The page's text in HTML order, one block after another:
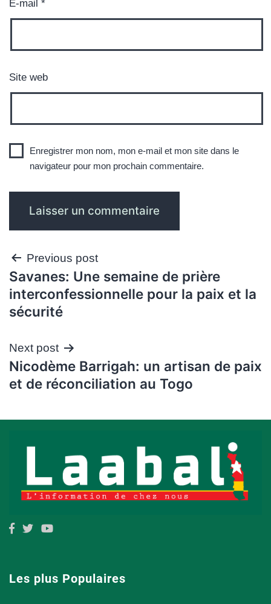
E-mail *
Site web
Enregistrer mon nom, mon e-mail et mon site dans le
navigateur pour mon prochain commentaire.
Navigation
de
l’article
Previous post
Savanes: Une semaine de prière
interconfessionnelle pour la paix et la
sécurité
Next post
Nicodème Barrigah: un artisan de paix
et de réconciliation au Togo
Les plus Populaires